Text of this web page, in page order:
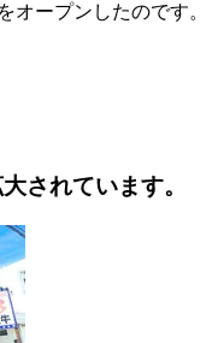
オープンしたのです。
されています。